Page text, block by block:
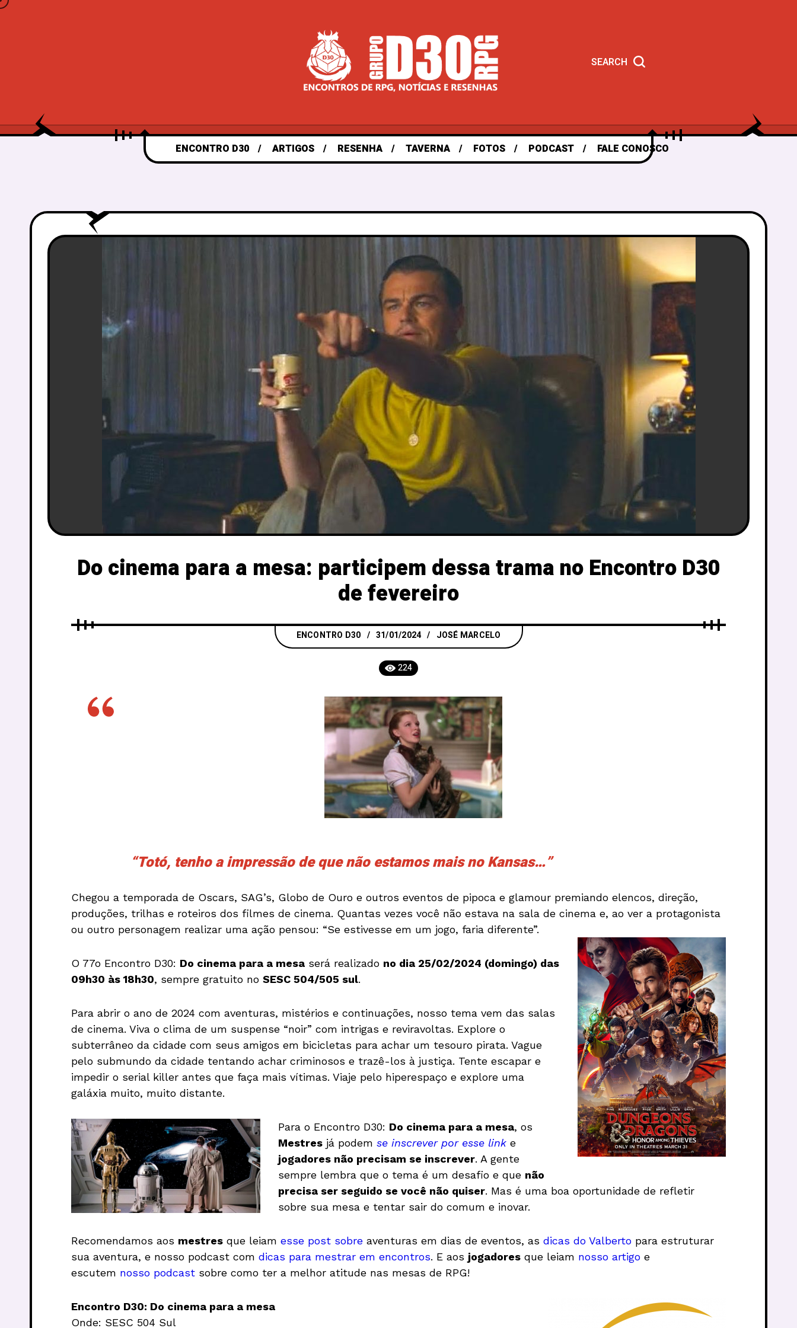
SEARCH
ENCONTRO D30 ARTIGOS RESENHA TAVERNA FOTOS PODCAST FALE CONOSCO
Do cinema para a mesa: participem dessa trama no Encontro D30
de fevereiro
ENCONTRO D30 31/01/2024 JOSÉ MARCELO
224
“Totó, tenho a impressão de que não estamos mais no Kansas…”
Chegou a temporada de Oscars, SAG’s, Globo de Ouro e outros eventos de pipoca e glamour premiando elencos, direção,
produções, trilhas e roteiros dos filmes de cinema. Quantas vezes você não estava na sala de cinema e, ao ver a protagonista
ou outro personagem realizar uma ação pensou: “Se estivesse em um jogo, faria diferente”.
O 77o Encontro D30: Do cinema para a mesa será realizado no dia 25/02/2024 (domingo) das
09h30 às 18h30, sempre gratuito no SESC 504/505 sul.
Para abrir o ano de 2024 com aventuras, mistérios e continuações, nosso tema vem das salas
de cinema. Viva o clima de um suspense “noir” com intrigas e reviravoltas. Explore o
subterrâneo da cidade com seus amigos em bicicletas para achar um tesouro pirata. Vague
pelo submundo da cidade tentando achar criminosos e trazê-los à justiça. Tente escapar e
impedir o serial killer antes que faça mais vítimas. Viaje pelo hiperespaço e explore uma
galáxia muito, muito distante.
Para o Encontro D30: Do cinema para a mesa, os
Mestres já podem se inscrever por esse link e
jogadores não precisam se inscrever. A gente
sempre lembra que o tema é um desafio e que não
precisa ser seguido se você não quiser. Mas é uma boa oportunidade de refletir
sobre sua mesa e tentar sair do comum e inovar.
Recomendamos aos mestres que leiam esse post sobre aventuras em dias de eventos, as dicas do Valberto para estruturar
sua aventura, e nosso podcast com dicas para mestrar em encontros. E aos jogadores que leiam nosso artigo e
escutem nosso podcast sobre como ter a melhor atitude nas mesas de RPG!
Encontro D30: Do cinema para a mesa
Onde: SESC 504 Sul